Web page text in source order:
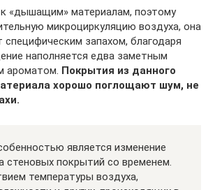
«дышащим» материалам, поэтому
микроциркуляцию воздуха, она
специфическим запахом, благодаря
наполняется едва заметным
ароматом. Покрытия из данного
хорошо поглощают шум, не
является изменение
стеновых покрытий со временем.
температуры воздуха,